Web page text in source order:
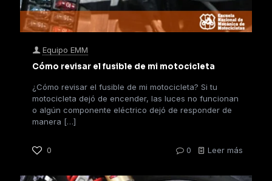
Equipo EMM
Cómo revisar el fusible de mi motocicleta
¿Cómo revisar el fusible de mi motocicleta? Si tu
motocicleta dejó de encender, las luces no funcionan
o algún componente eléctrico dejó de responder de
manera […]
0 0 Leer más